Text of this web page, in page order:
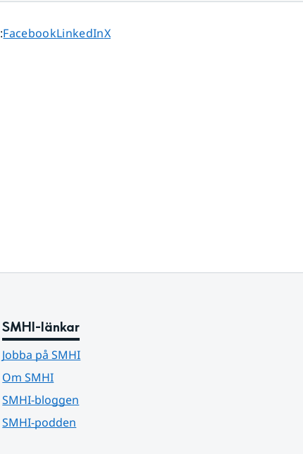
:Dela sidan på
FacebookDela sidan på
LinkedInDela sidan på
X
SMHI-länkar
Jobba på SMHI
Om SMHI
SMHI-bloggen
SMHI-podden